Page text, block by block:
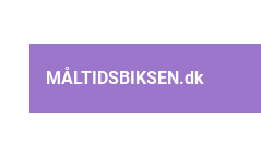
MÅLTIDSBIKSEN.dk